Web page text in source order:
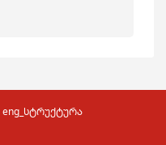
eng_სტრუქტურა